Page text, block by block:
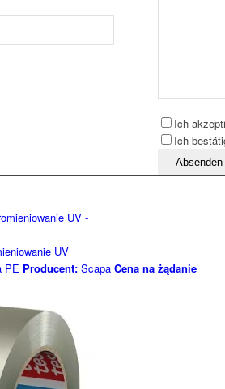
Ich
Ich
Bitte lassen
UV
PE Producent: Scapa Cena na żądanie